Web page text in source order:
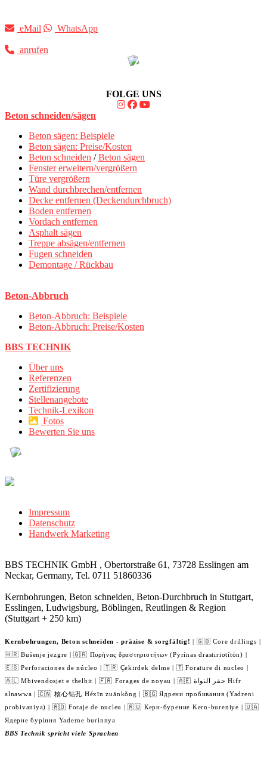
eMail WhatsApp
anrufen
FOLGE UNS
Beton schneiden/sägen
Beton sägen: Beispiele
Beton sägen: Preise/Kosten
Beton schneiden /Beton sägen
Fenster erweitern/vergrößern
Türe vergrößern
Wand durchbrechen/entfernen
Decke entfernen (Deckendurchbruch)
Boden entfernen
Vordach entfernen
Asphalt sägen
Treppe absägen/entfernen
Fugen schneiden
Demontage / Rückbau
Beton-Abbruch
Beton-Abbruch: Beispiele
Beton-Abbruch: Preise/Kosten
BBS TECHNIK
Über uns
Referenzen
Zertifizierung
Stellenangebote
Technik-Lexikon
Fotos
Bewerten Sie uns
Impressum
Datenschutz
Handwerk Marketing
BBS TECHNIK GmbH , Obertorstraße 61, 73728 Esslingen am
Neckar, Germany, Tel. 0711 51860336
Kernbohrungen, Beton schneiden, Beton-Durchbruch in Stuttgart,
Esslingen, Ludwigsburg, Böblingen, Reutlingen & Region
(Stuttgart + 250 km)
Kernbohrungen, Beton schneiden - präzise & sorgfältig! | 🇬🇧 Core drillings |
🇭🇷 Bušenje jezgre | 🇬🇷 Πυρήνας δραστηριοτήτων (Pyrínas drastiriotítōn) |
🇪🇸 Perforaciones de núcleo | 🇹🇷 Çekirdek delme | 🇹 Forature di nucleo |
🇦🇱 Mbivendosjet e thelbit | 🇫🇷 Forages de noyau | 🇦🇪 حفر النواة Hifr
alnawwa | 🇨🇳 核心钻孔 Héxīn zuānkǒng | 🇧🇬 Ядрени пробивания (Yadreni
probivaniya) | 🇷🇴 Foraje de nucleu | 🇷🇺 Керн-бурение Kern-bureniye | 🇺🇦
Ядерне буріння Yaderne burinnya
BBS Technik spricht viele Sprachen